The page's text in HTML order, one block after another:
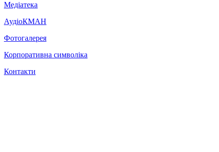
Медіатека
АудіоКМАН
Фотогалерея
Корпоративна символіка
Контакти